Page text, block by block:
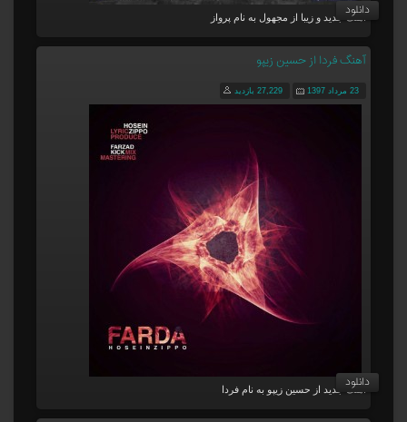
آهنگ جدید و زیبا از مجهول به نام پرواز
دانلود
آهنگ فردا از حسین زیپو
23 مرداد 1397 27,229 بازدید
آهنگ جدید از حسین زیپو به نام فردا
دانلود